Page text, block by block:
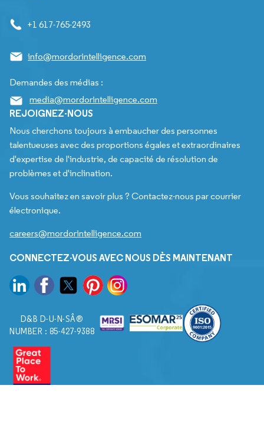
+1 617-765-2493
info@mordorintelligence.com
Demandes des médias :
media@mordorintelligence.com
REJOIGNEZ-NOUS
Nous cherchons toujours à embaucher des personnes
talentueuses avec des proportions égales et extraordinaires
d'expertise de l'industrie, de capacité de résolution de
problèmes et d'inclination.
Vous souhaitez en savoir plus ? Contactez-nous par courrier
électronique.
careers@mordorintelligence.com
CONNECTEZ-VOUS AVEC NOUS DÈS MAINTENANT
D&B D-U-N-SÂ®
NUMBER : 85-427-9388